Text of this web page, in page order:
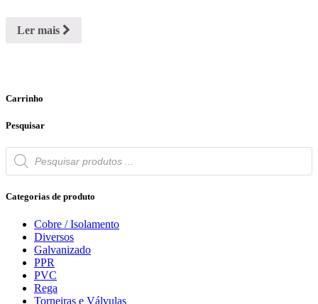
Ler mais
Carrinho
Pesquisar
Products
search
Categorias de produto
Cobre / Isolamento
Diversos
Galvanizado
PPR
PVC
Rega
Torneiras e Válvulas